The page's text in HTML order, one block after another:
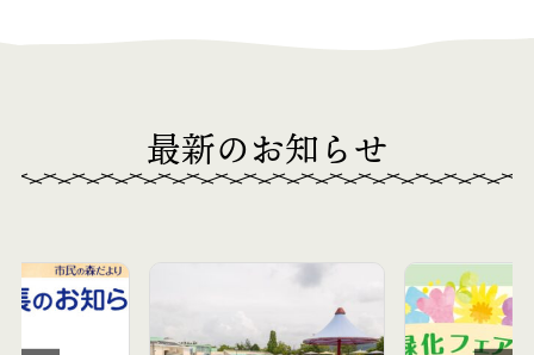
最新のお知らせ